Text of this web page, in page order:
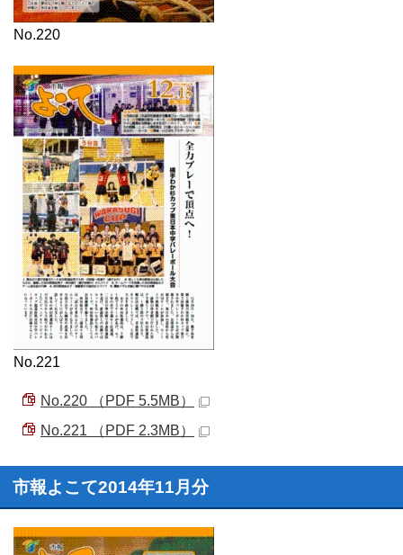
No.220
No.221
No.220 （PDF 5.5MB）
No.221 （PDF 2.3MB）
市報よこて2014年11月分